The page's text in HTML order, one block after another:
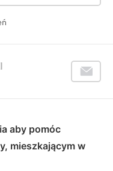
aby pomóc
mieszkającym w